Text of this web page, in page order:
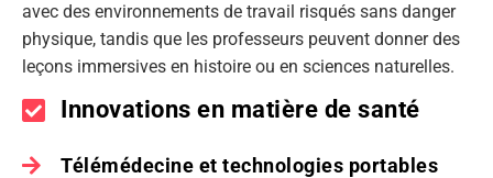
avec des environnements de travail risqués sans danger
physique, tandis que les professeurs peuvent donner des
leçons immersives en histoire ou en sciences naturelles.
Innovations en matière de santé
Télémédecine et technologies portables